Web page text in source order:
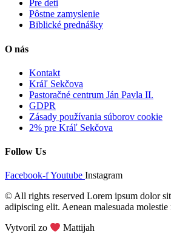
Pre deti
Pôstne zamyslenie
Biblické prednášky
O nás
Kontakt
Kráľ Sekčova
Pastoračné centrum Ján Pavla II.
GDPR
Zásady používania súborov cookie
2% pre Kráľ Sekčova
Follow Us
Facebook-fYoutube Instagram
© All rights reserved Lorem ipsum dolor
adipiscing elit. Aenean malesuada
Vytvoril zo Mattijah